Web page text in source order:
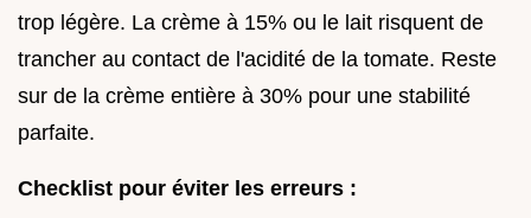
trop légère. La crème à 15% ou le lait risquent de
trancher au contact de l'acidité de la tomate. Reste
sur de la crème entière à 30% pour une stabilité
parfaite.
Checklist pour éviter les erreurs :